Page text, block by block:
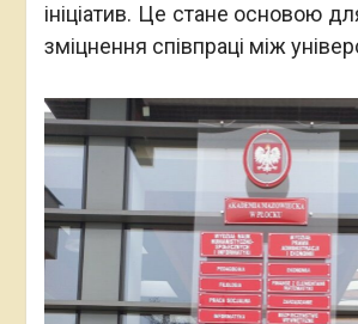
ініціатив. Це стане основою
зміцнення співпраці між